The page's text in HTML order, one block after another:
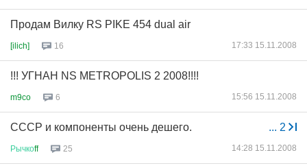
Продам Вилку RS PIKE 454 dual air
[ilich] 16 17:33 15.11.2008
!!! УГНАН NS METROPOLIS 2 2008!!!!
m9co 6 15:56 15.11.2008
... 2
СССР и компоненты очень дешего.
Рычкоff 25 14:28 15.11.2008